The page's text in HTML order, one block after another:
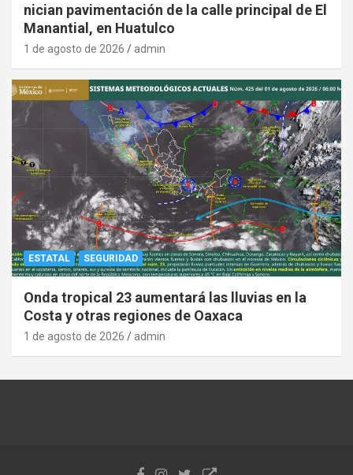
nician pavimentación de la calle principal de El
Manantial, en Huatulco
1 de agosto de 2026 admin
ESTATAL SEGURIDAD
Onda tropical 23 aumentará las lluvias en la
Costa y otras regiones de Oaxaca
1 de agosto de 2026 admin